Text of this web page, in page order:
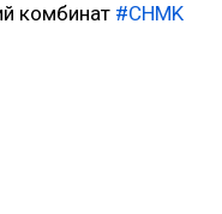
комбинат #CHMK